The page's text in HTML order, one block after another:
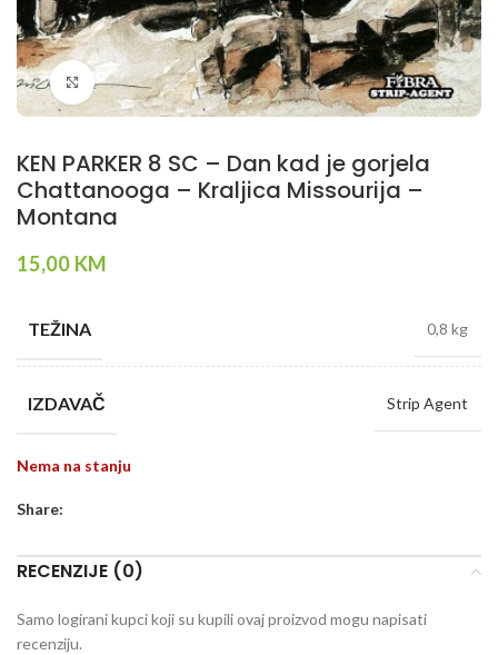
Klikni da povečaš
KEN PARKER 8 SC – Dan kad je gorjela
Chattanooga – Kraljica Missourija –
Montana
15,00 KM
TEŽINA 0,8 kg
IZDAVAČ Strip Agent
Nema na stanju
Share:
RECENZIJE (0)
Samo logirani kupci koji su kupili ovaj proizvod mogu napisati
recenziju.